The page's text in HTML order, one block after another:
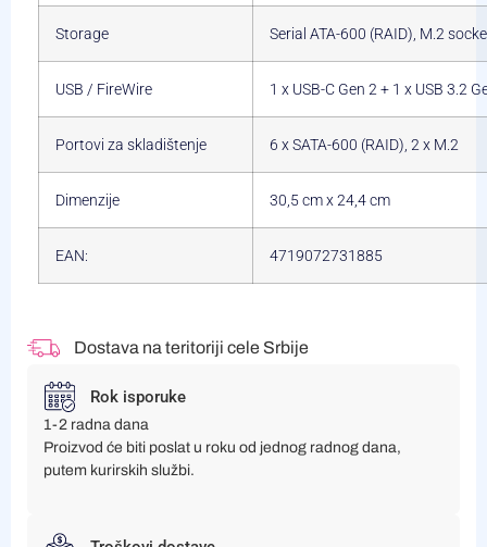
Storage Serial ATA-600 (RAID), M.2
USB / FireWire 1 x USB-C Gen 2 + 1 x USB 3.2
Portovi za skladištenje 6 x SATA-600 (RAID), 2 x M.2
Dimenzije 30,5 cm x 24,4 cm
EAN: 4719072731885
Dostava na teritoriji cele Srbije
Rok isporuke
1-2 radna dana
Proizvod će biti poslat u roku od jednog radnog dana,
putem kurirskih službi.